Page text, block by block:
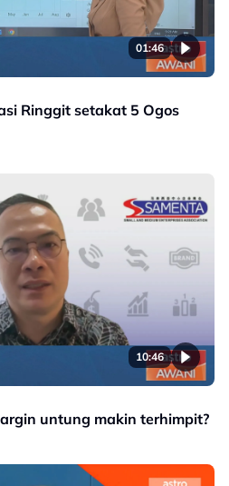
01:46
Ringgit setakat 5 Ogos
10:46
untung makin terhimpit?